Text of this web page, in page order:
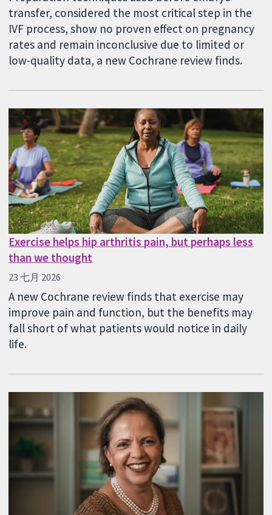
transfer, considered the most critical step in the
IVF process, show no proven effect on pregnancy
rates and remain inconclusive due to limited or
low-quality data, a new Cochrane review finds.
Exercise helps hip arthritis pain, but perhaps less
than we thought
23 七月 2026
A new Cochrane review finds that exercise may
improve pain and function, but the benefits may
fall short of what patients would notice in daily
life.